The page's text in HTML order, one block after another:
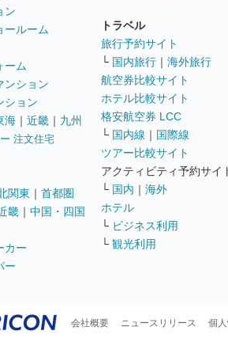
ン
ールーム
ーム
ンション
ション
海 ｜ 近畿 ｜ 九州
注文住宅
関東 ｜ 首都圏
畿 ｜ 中国・四国
カー
ー
トラベル
旅行予約サイト
└ 国内旅行 ｜ 海外旅行
航空券比較サイト
ホテル比較サイト
格安航空券 LCC
└ 国内線 ｜ 国際線
ツアー比較サイト
アクティビティ予約サイ
└ 国内 ｜ 海外
ホテル
└ ビジネス利用
└ 観光利用
会社概要 ニュースリリース 個